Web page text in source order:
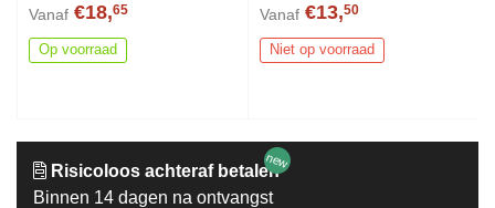
Vanaf €18,65
Op voorraad
Vanaf €13,50
Niet op voorraad
Risicoloos achteraf betalen
Binnen 14 dagen na ontvangst
new